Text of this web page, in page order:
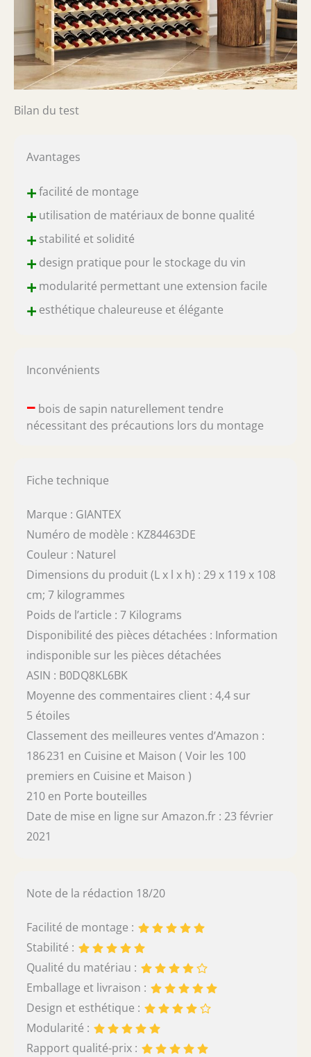
Bilan du test
Avantages
+facilité de montage
+utilisation de matériaux de bonne qualité
+stabilité et solidité
+design pratique pour le stockage du vin
+modularité permettant une extension facile
+esthétique chaleureuse et élégante
Inconvénients
–bois de sapin naturellement tendre
nécessitant des précautions lors du montage
Fiche technique
Marque : GIANTEX
Numéro de modèle : KZ84463DE
Couleur : Naturel
Dimensions du produit (L x l x h) : 29 x 119 x 108
cm; 7 kilogrammes
Poids de l’article : 7 Kilograms
Disponibilité des pièces détachées : Information
indisponible sur les pièces détachées
ASIN : B0DQ8KL6BK
Moyenne des commentaires client : 4,4 sur
5 étoiles
Classement des meilleures ventes d’Amazon :
186 231 en Cuisine et Maison ( Voir les 100
premiers en Cuisine et Maison )
210 en Porte bouteilles
Date de mise en ligne sur Amazon.fr : 23 février
2021
Note de la rédaction 18/20
Facilité de montage :
Stabilité :
Qualité du matériau :
Emballage et livraison :
Design et esthétique :
Modularité :
Rapport qualité-prix :